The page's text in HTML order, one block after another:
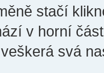
stačí
v horní
svá